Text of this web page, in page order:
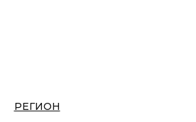
РЕГИОН